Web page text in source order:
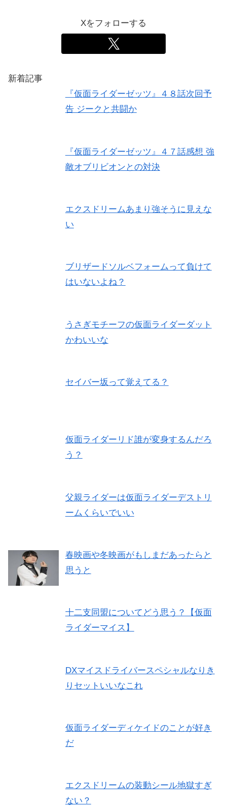
Xをフォローする
新着記事
『仮面ライダーゼッツ』４８話次回予
告 ジークと共闘か
『仮面ライダーゼッツ』４７話感想 強
敵オブリビオンとの対決
エクスドリームあまり強そうに見えな
い
ブリザードソルベフォームって負けて
はいないよね？
うさぎモチーフの仮面ライダーダット
かわいいな
セイバー坂って覚えてる？
仮面ライダーリド誰が変身するんだろ
う？
父親ライダーは仮面ライダーデストリ
ームくらいでいい
春映画や冬映画がもしまだあったらと
思うと
十二支同盟についてどう思う？【仮面
ライダーマイス】
DXマイスドライバースペシャルなりき
りセットいいなこれ
仮面ライダーディケイドのことが好き
だ
エクスドリームの装動シール地獄すぎ
ない？